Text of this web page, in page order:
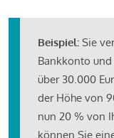
Beispiel: Sie
Bankkonto und
über 30.000
der Höhe von
nun 20 % von
können Sie